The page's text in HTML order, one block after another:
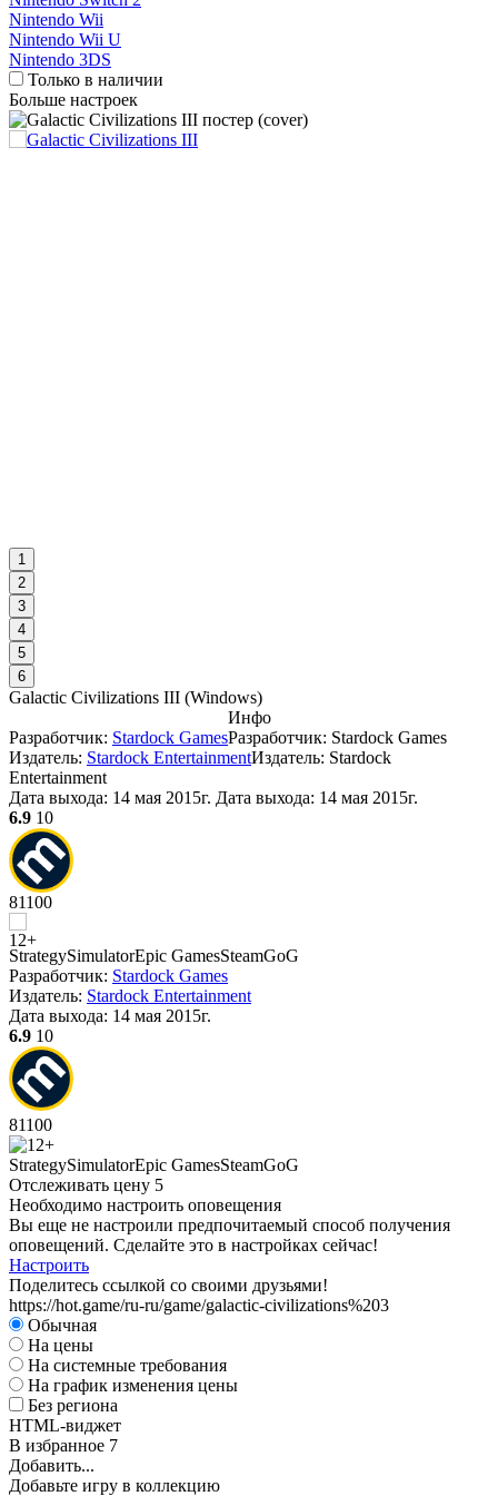
Nintendo Wii
Nintendo Wii U
Nintendo 3DS
Только в наличии
Больше настроек
1
2
3
4
5
6
Galactic Civilizations III (Windows)
Инфо
Разработчик: Stardock GamesРазработчик: Stardock Games
Издатель: Stardock EntertainmentИздатель: Stardock
Entertainment
Дата выхода: 14 мая 2015г. Дата выхода: 14 мая 2015г.
6.9 10
81100
StrategySimulatorEpic GamesSteamGoG
Разработчик: Stardock Games
Издатель: Stardock Entertainment
Дата выхода: 14 мая 2015г.
6.9 10
81100
StrategySimulatorEpic GamesSteamGoG
Отслеживать цену 5
Необходимо настроить оповещения
Вы еще не настроили предпочитаемый способ получения
оповещений. Сделайте это в настройках сейчас!
Настроить
Поделитесь ссылкой со своими друзьями!
https://hot.game/ru-ru/game/galactic-civilizations%203
Обычная
На цены
На системные требования
На график изменения цены
Без региона
HTML-виджет
В избранное 7
Добавить...
Добавьте игру в коллекцию